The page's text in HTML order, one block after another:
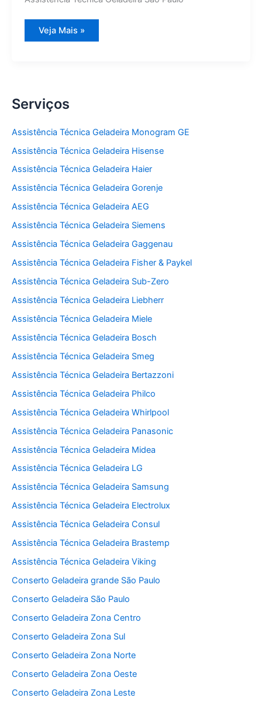
Assistência
Técnica
Veja Mais »
Serviços
Assistência Técnica Geladeira Monogram GE
Assistência Técnica Geladeira Hisense
Assistência Técnica Geladeira Haier
Assistência Técnica Geladeira Gorenje
Assistência Técnica Geladeira AEG
Assistência Técnica Geladeira Siemens
Assistência Técnica Geladeira Gaggenau
Assistência Técnica Geladeira Fisher & Paykel
Assistência Técnica Geladeira Sub-Zero
Assistência Técnica Geladeira Liebherr
Assistência Técnica Geladeira Miele
Assistência Técnica Geladeira Bosch
Assistência Técnica Geladeira Smeg
Assistência Técnica Geladeira Bertazzoni
Assistência Técnica Geladeira Philco
Assistência Técnica Geladeira Whirlpool
Assistência Técnica Geladeira Panasonic
Assistência Técnica Geladeira Midea
Assistência Técnica Geladeira LG
Assistência Técnica Geladeira Samsung
Assistência Técnica Geladeira Electrolux
Assistência Técnica Geladeira Consul
Assistência Técnica Geladeira Brastemp
Assistência Técnica Geladeira Viking
Conserto Geladeira grande São Paulo
Conserto Geladeira São Paulo
Conserto Geladeira Zona Centro
Conserto Geladeira Zona Sul
Conserto Geladeira Zona Norte
Conserto Geladeira Zona Oeste
Conserto Geladeira Zona Leste